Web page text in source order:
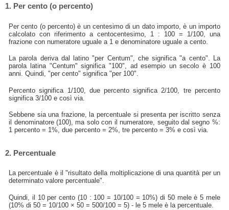
1. Per cento (o percento)
Per cento (o percento) è un centesimo di un dato importo, è un importo
calcolato con riferimento a centocentesimo, 1 : 100 = 1/100, una
frazione con numeratore uguale a 1 e denominatore uguale a cento.
La parola deriva dal latino "per Centum", che significa "a cento". La
parola latina "Centum" significa "100", ad esempio un secolo è 100
anni. Quindi, "per cento" significa "per 100".
Percento significa 1/100, due percento significa 2/100, tre percento
significa 3/100 e così via.
Sebbene sia una frazione, la percentuale si presenta per iscritto senza
il denominatore (100), ma solo con il numeratore, seguito dal segno %:
1 percento = 1%, due percento = 2%, tre percento = 3% e così via.
2. Percentuale
La percentuale è il "risultato della moltiplicazione di una quantità per un
determinato valore percentuale".
Quindi, il 10 per cento (10 : 100 = 10/100 = 10%) di 50 mele è 5 mele
(10% di 50 = 10/100 × 50 = 500/100 = 5) - le 5 mele è la percentuale.